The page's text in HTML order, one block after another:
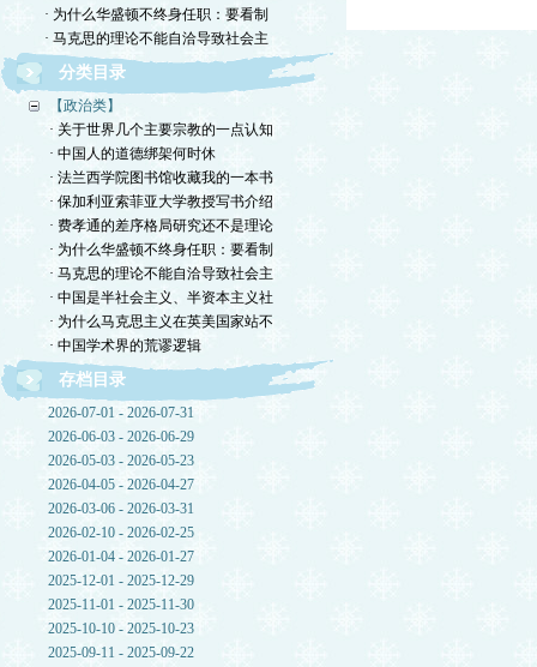
· 为什么华盛顿不终身任职：要看制
· 马克思的理论不能自洽导致社会主
分类目录
【政治类】
· 关于世界几个主要宗教的一点认知
· 中国人的道德绑架何时休
· 法兰西学院图书馆收藏我的一本书
· 保加利亚索菲亚大学教授写书介绍
· 费孝通的差序格局研究还不是理论
· 为什么华盛顿不终身任职：要看制
· 马克思的理论不能自洽导致社会主
· 中国是半社会主义、半资本主义社
· 为什么马克思主义在英美国家站不
· 中国学术界的荒谬逻辑
存档目录
2026-07-01 - 2026-07-31
2026-06-03 - 2026-06-29
2026-05-03 - 2026-05-23
2026-04-05 - 2026-04-27
2026-03-06 - 2026-03-31
2026-02-10 - 2026-02-25
2026-01-04 - 2026-01-27
2025-12-01 - 2025-12-29
2025-11-01 - 2025-11-30
2025-10-10 - 2025-10-23
2025-09-11 - 2025-09-22